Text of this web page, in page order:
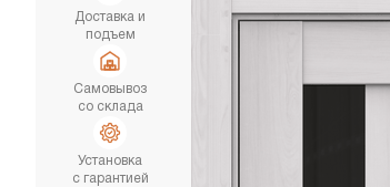
ДЕКОРАТИВНЫЕ РЕЙКИ
СЕРВИС
Доставка и
подъем
Самовывоз
со склада
Установка
с гарантией